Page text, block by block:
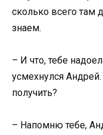
сколько всего там
знаем.
– И что, тебе
усмехнулся
получить?
– Напомню тебе,